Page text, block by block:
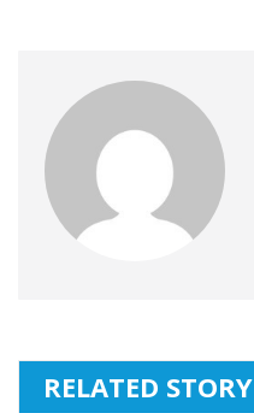
RELATED STORY